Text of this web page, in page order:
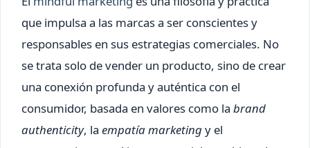
que impulsa a las marcas a ser conscientes y
responsables en sus estrategias comerciales. No
se trata solo de vender un producto, sino de crear
una conexión profunda y auténtica con el
consumidor, basada en valores como la brand
authenticity, la empatía marketingy el